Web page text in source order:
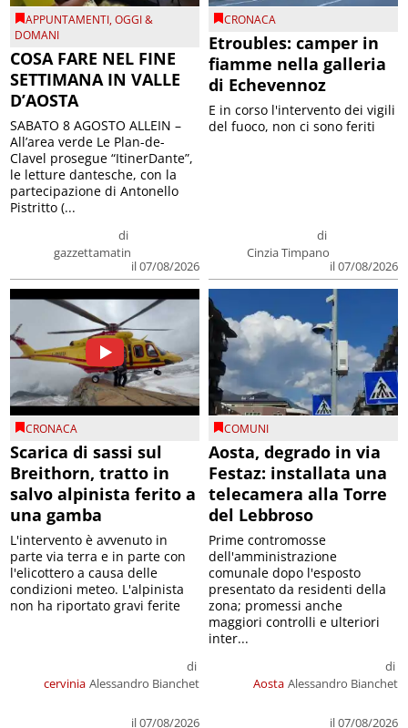
APPUNTAMENTI,OGGI &
DOMANI
COSA FARE NEL FINE
SETTIMANA IN VALLE
D’AOSTA
di
gazzettamatin
il 07/08/2026
SABATO 8 AGOSTO ALLEIN –
All’area verde Le Plan-de-
Clavel prosegue “ItinerDante”,
le letture dantesche, con la
partecipazione di Antonello
Pistritto (...
CRONACA
Etroubles: camper in
fiamme nella galleria
di Echevennoz
di
Cinzia Timpano
il 07/08/2026
E in corso l'intervento dei vigili
del fuoco, non ci sono feriti
CRONACA
Scarica di sassi sul
Breithorn, tratto in
salvo alpinista ferito a
una gamba
cervinia
di
Alessandro Bianchet
il 07/08/2026
L'intervento è avvenuto in
parte via terra e in parte con
l'elicottero a causa delle
condizioni meteo. L'alpinista
non ha riportato gravi ferite
COMUNI
Aosta, degrado in via
Festaz: installata una
telecamera alla Torre
del Lebbroso
Aosta
di
Alessandro Bianchet
il 07/08/2026
Prime contromosse
dell'amministrazione
comunale dopo l'esposto
presentato da residenti della
zona; promessi anche
maggiori controlli e ulteriori
inter...